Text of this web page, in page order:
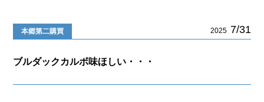
本郷第二購買 2025 7/31
ブルダックカルボ味ほしい・・・